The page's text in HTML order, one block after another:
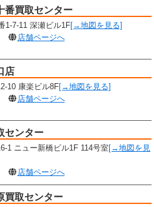
番買取センター
1-7-11 深瀬ビル1F[→地図を見る]
店舗ページへ
店
10 康楽ビル8F[→地図を見る]
店舗ページへ
センター
1 ニュー新橋ビル1F 114号室 [→地図を見
店舗ページへ
買取センター